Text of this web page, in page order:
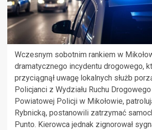
Wczesnym sobotnim rankiem w
dramatycznego incydentu drogowego,
przyciągnął uwagę lokalnych służb
Policjanci z Wydziału Ruchu
Powiatowej Policji w Mikołowie,
Rybnicką, postanowili zatrzymać
Punto. Kierowca jednak zignorował